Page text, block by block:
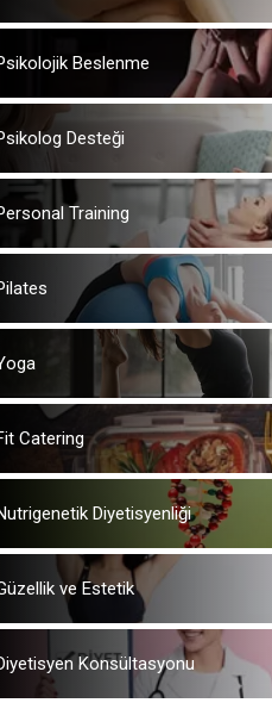
Beslenme
Desteği
Training
Catering
Diyetisyenliği
ve Estetik
Konsültasyonu